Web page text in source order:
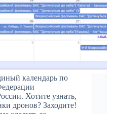
календарь по
Хотите узнать,
дронов? Заходите!